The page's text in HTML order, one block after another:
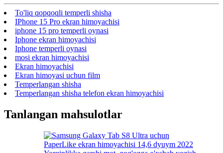
To'liq qopqoqli temperli shisha
IPhone 15 Pro ekran himoyachisi
iphone 15 pro temperli oynasi
Iphone ekran himoyachisi
Iphone temperli oynasi
mosi ekran himoyachisi
Ekran himoyachisi
Ekran himoyasi uchun film
Temperlangan shisha
Temperlangan shisha telefon ekran himoyachisi
Tanlangan mahsulotlar